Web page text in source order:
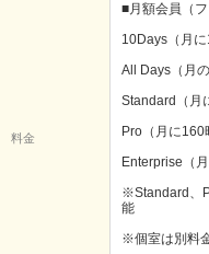
料金
■月額会員（フ
10Days（月
All Days（月
Standard（月
Pro（月に160
Enterprise（
※Standard、
能
※個室は別料